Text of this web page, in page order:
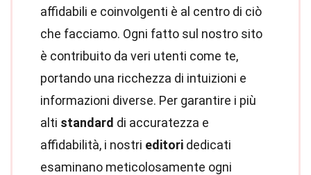
affidabili e coinvolgenti è al centro di ciò
che facciamo. Ogni fatto sul nostro sito
è contribuito da veri utenti come te,
portando una ricchezza di intuizioni e
informazioni diverse. Per garantire i più
alti standard di accuratezza e
affidabilità, i nostri editori dedicati
esaminano meticolosamente ogni